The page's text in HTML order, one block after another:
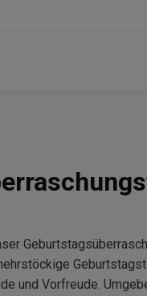
und Vorfreude.